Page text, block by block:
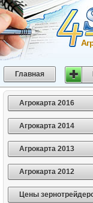
Главная
Агрокарта 2016
Агрокарта 2014
Агрокарта 2013
Агрокарта 2012
Цены